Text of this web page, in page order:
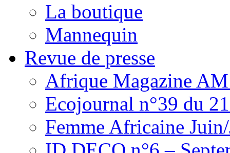
La boutique
Mannequin
Revue de presse
Afrique Magazine
Ecojournal n°39 du
Femme Africaine